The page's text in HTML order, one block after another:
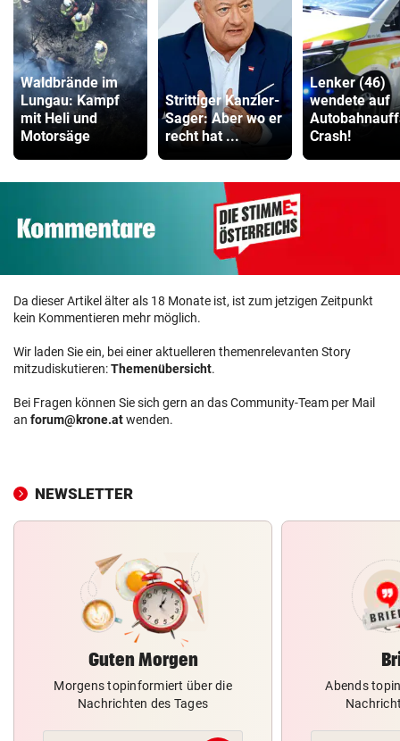
Waldbrände im
Lungau: Kampf
mit Heli und
Motorsäge
Strittiger Kanzler-
Sager: Aber wo er
recht hat ...
Lenker (46)
wendete auf
Crash!
Da dieser Artikel älter als 18 Monate ist, ist zum jetzigen Zeitpunkt
kein Kommentieren mehr möglich.
Wir laden Sie ein, bei einer aktuelleren themenrelevanten Story
mitzudiskutieren:Themenübersicht.
Bei Fragen können Sie sich gern an das Community-Team per Mail
an forum@krone.atwenden.
NEWSLETTER
Guten Morgen
Morgens topinformiert über die
Nachrichten des Tages
Abends